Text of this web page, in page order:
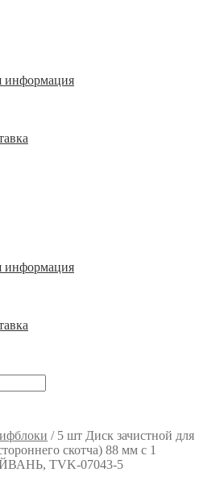
информация
информация
/ 5 шт Диск зачистной для
скотча) 88 мм с 1
TVK-07043-5